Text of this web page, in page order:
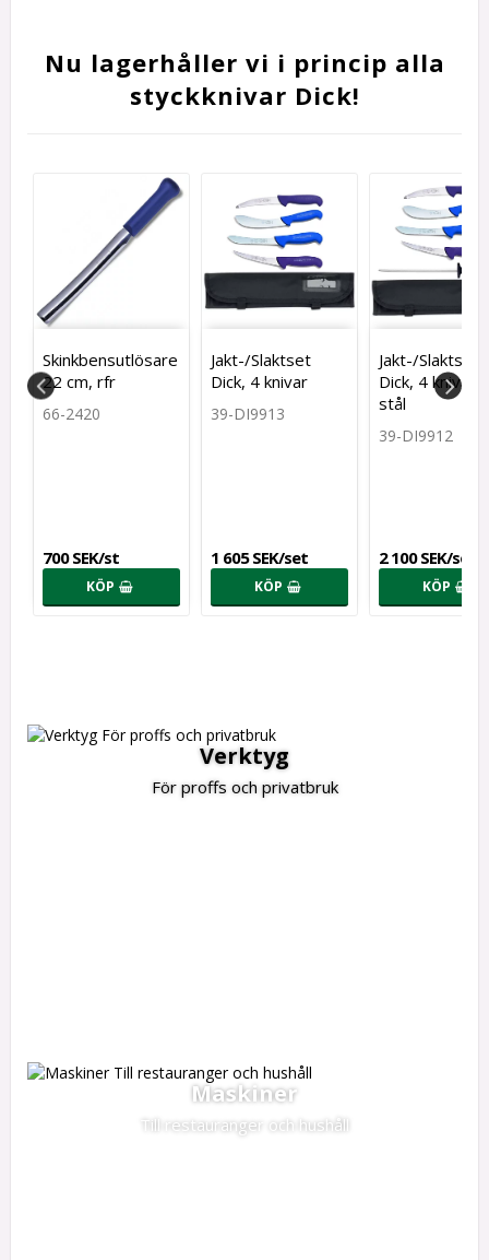
Nu lagerhåller vi i princip alla
styckknivar Dick!
Skinkbensutlösare
22 cm, rfr
66-2420
700 SEK/st
KÖP
Jakt-/Slaktset
Dick, 4 knivar
39-DI9913
1 605 SEK/set
KÖP
Jakt-/Slaktset
Dick, 4 knivar +
stål
39-DI9912
2 100 SEK/set
KÖP
Verktyg
För proffs och privatbruk
Maskiner
Till restauranger och hushåll